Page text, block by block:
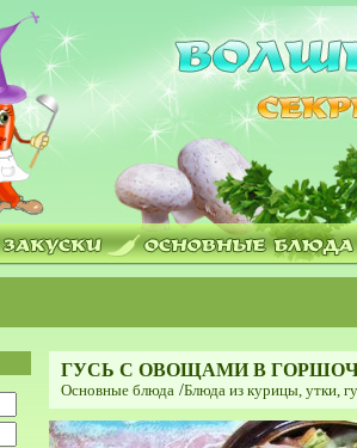
ГУСЬ С ОВОЩАМИ В
Основные блюда /Блюда из курицы, утки,